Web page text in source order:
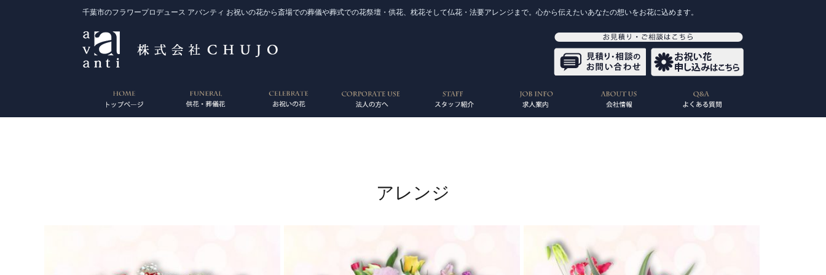
千葉市のフラワープロデュース アバンティ お祝いの花から斎場での葬儀や葬式での花祭壇・供花、枕花そして仏花・法要アレンジまで。心から伝えたいあなたの想いをお花に込めます。
アレンジ